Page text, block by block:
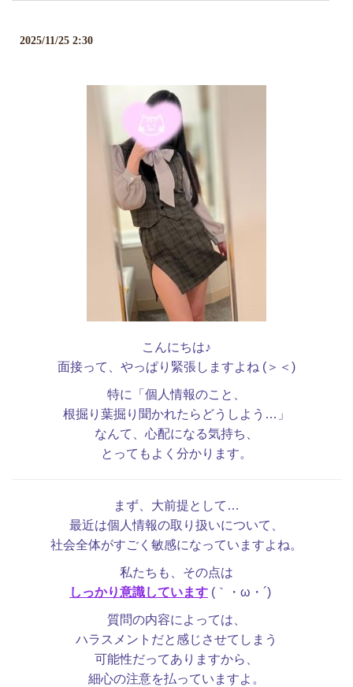
2025/11/25 2:30
こんにちは♪
面接って、やっぱり緊張しますよね (＞＜)
特に「個人情報のこと、
根掘り葉掘り聞かれたらどうしよう…」
なんて、心配になる気持ち、
とってもよく分かります。
まず、大前提として…
最近は個人情報の取り扱いについて、
社会全体がすごく敏感になっていますよね。
私たちも、その点は
しっかり意識しています (｀・ω・´)ゞ
質問の内容によっては、
ハラスメントだと感じさせてしまう
可能性だってありますから、
細心の注意を払っていますよ。